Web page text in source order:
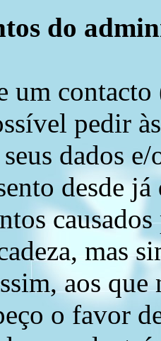
do
um
pedir
dados
desde
mas
aos
o favor